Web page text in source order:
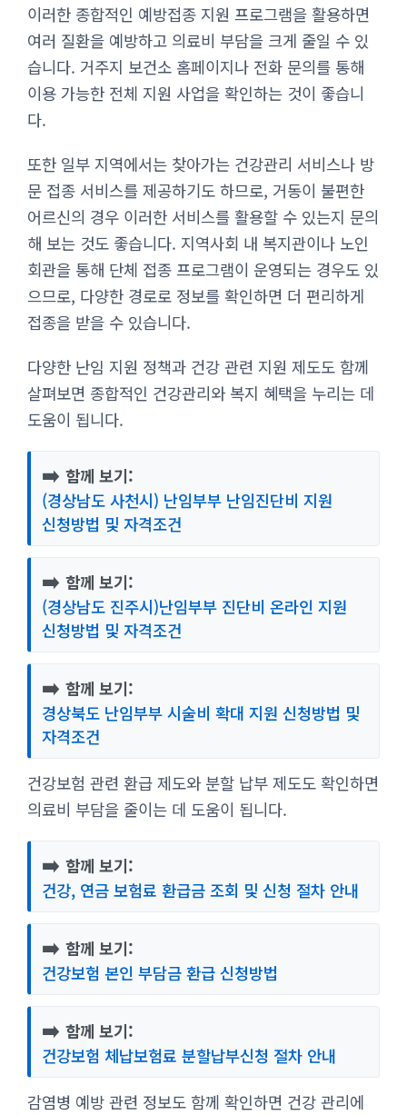
이러한 종합적인 예방접종 지원 프로그램을 활용하면
여러 질환을 예방하고 의료비 부담을 크게 줄일 수 있
습니다. 거주지 보건소 홈페이지나 전화 문의를 통해
이용 가능한 전체 지원 사업을 확인하는 것이 좋습니
다.
또한 일부 지역에서는 찾아가는 건강관리 서비스나 방
문 접종 서비스를 제공하기도 하므로, 거동이 불편한
어르신의 경우 이러한 서비스를 활용할 수 있는지 문의
해 보는 것도 좋습니다. 지역사회 내 복지관이나 노인
회관을 통해 단체 접종 프로그램이 운영되는 경우도 있
으므로, 다양한 경로로 정보를 확인하면 더 편리하게
접종을 받을 수 있습니다.
다양한 난임 지원 정책과 건강 관련 지원 제도도 함께
살펴보면 종합적인 건강관리와 복지 혜택을 누리는 데
도움이 됩니다.
➡️ 함께 보기:
(경상남도 사천시) 난임부부 난임진단비 지원
신청방법 및 자격조건
➡️ 함께 보기:
(경상남도 진주시)난임부부 진단비 온라인 지원
신청방법 및 자격조건
➡️ 함께 보기:
경상북도 난임부부 시술비 확대 지원 신청방법 및
자격조건
건강보험 관련 환급 제도와 분할 납부 제도도 확인하면
의료비 부담을 줄이는 데 도움이 됩니다.
➡️ 함께 보기:
건강, 연금 보험료 환급금 조회 및 신청 절차 안내
➡️ 함께 보기:
건강보험 본인 부담금 환급 신청방법
➡️ 함께 보기:
건강보험 체납보험료 분할납부신청 절차 안내
감염병 예방 관련 정보도 함께 확인하면 건강 관리에